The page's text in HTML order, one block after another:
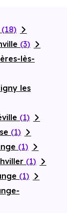
(18)
(3)
lès-
les
(1)
(1)
(1)
(1)
(1)